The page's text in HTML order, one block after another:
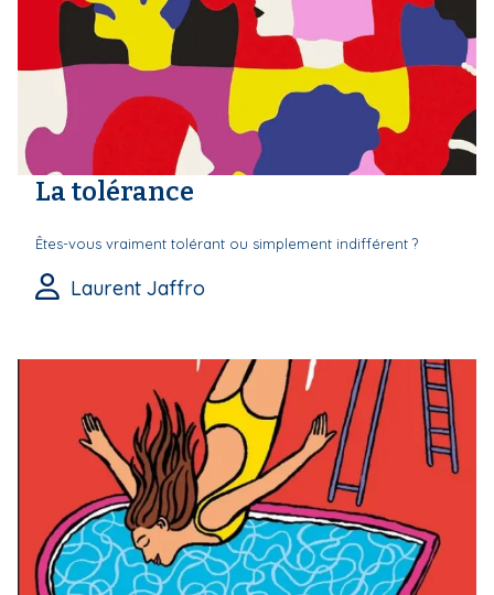
La tolérance
Êtes-vous vraiment tolérant ou simplement indifférent ?
Laurent Jaffro